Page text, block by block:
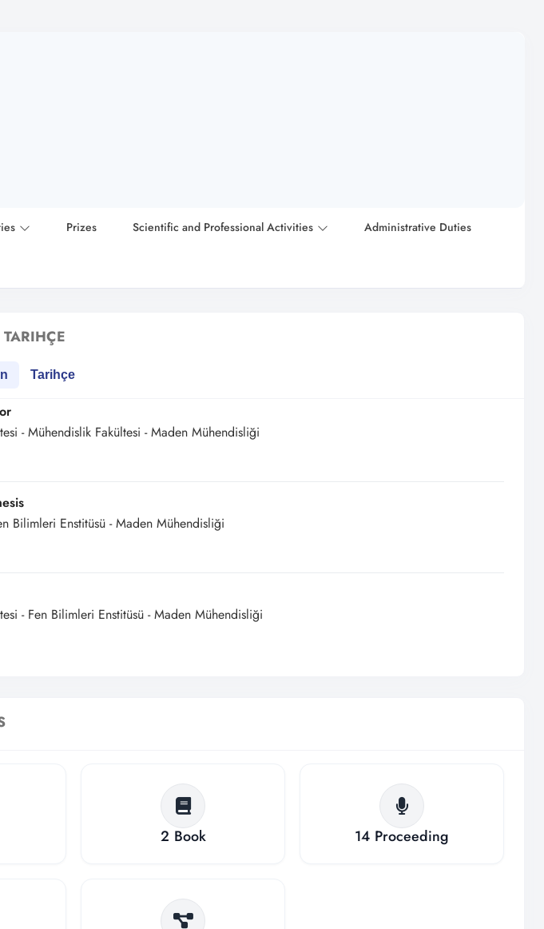
Prizes Scientific and Professional Activities Administrative Duties
Tarihçe
- Mühendislik Fakültesi - Maden Mühendisliği
Bilimleri Enstitüsü - Maden Mühendisliği
- Fen Bilimleri Enstitüsü - Maden Mühendisliği
2 Book 14 Proceeding